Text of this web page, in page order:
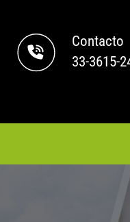
Contacto
33-3615-